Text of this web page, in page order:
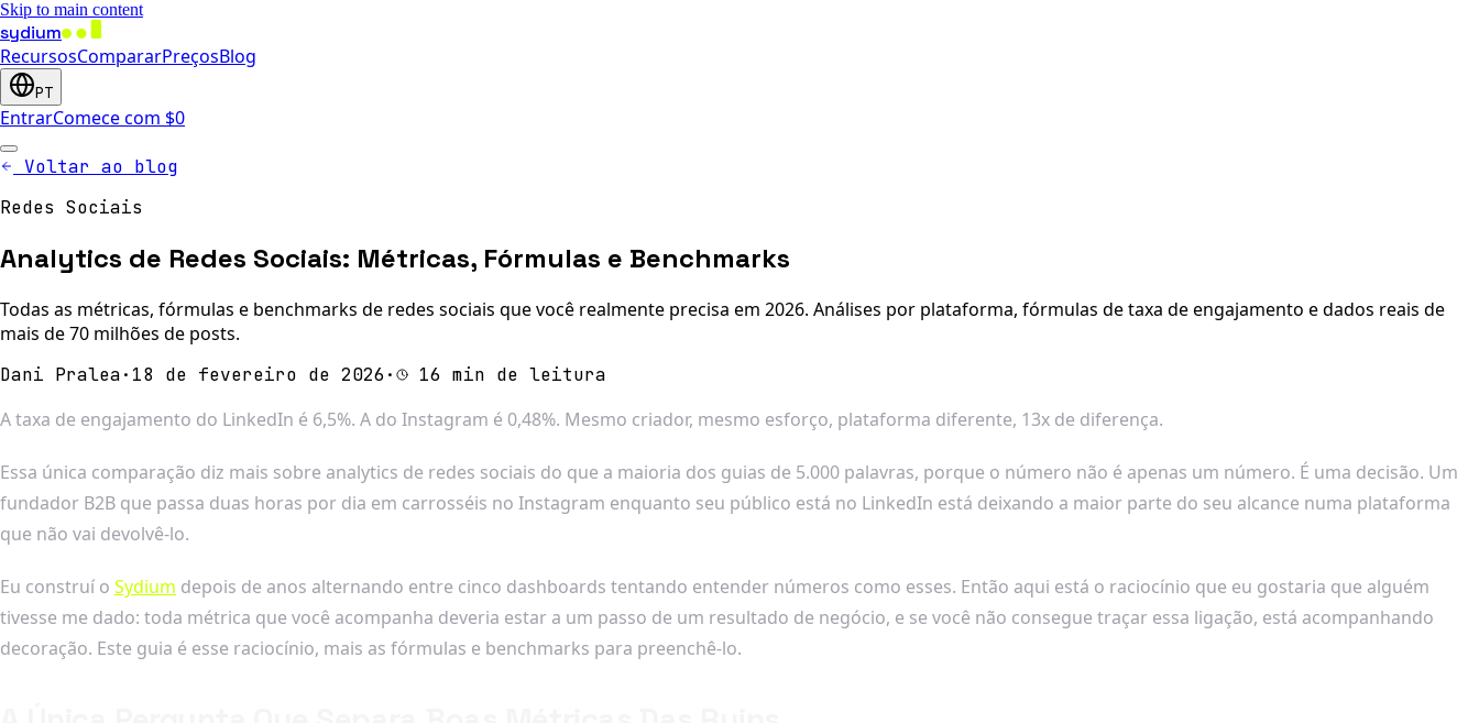
Skip to main content
sydium
RecursosCompararPreçosBlog
PT
EntrarComece com $0
Voltar ao blog
Redes Sociais
Analytics de Redes Sociais: Métricas, Fórmulas e Benchmarks
Todas as métricas, fórmulas e benchmarks de redes sociais que você realmente precisa em 2026. Análises por plataforma, fórmulas de taxa de engajamento e dados reais de
mais de 70 milhões de posts.
Dani Pralea· 18 de fevereiro de 2026· 16 min de leitura
A taxa de engajamento do LinkedIn é 6,5%. A do Instagram é 0,48%. Mesmo criador, mesmo esforço, plataforma diferente, 13x de diferença.
Essa única comparação diz mais sobre analytics de redes sociais do que a maioria dos guias de 5.000 palavras, porque o número não é apenas um número. É uma decisão. Um
fundador B2B que passa duas horas por dia em carrosséis no Instagram enquanto seu público está no LinkedIn está deixando a maior parte do seu alcance numa plataforma
que não vai devolvê-lo.
Eu construí o Sydium depois de anos alternando entre cinco dashboards tentando entender números como esses. Então aqui está o raciocínio que eu gostaria que alguém
tivesse me dado: toda métrica que você acompanha deveria estar a um passo de um resultado de negócio, e se você não consegue traçar essa ligação, está acompanhando
decoração. Este guia é esse raciocínio, mais as fórmulas e benchmarks para preenchê-lo.